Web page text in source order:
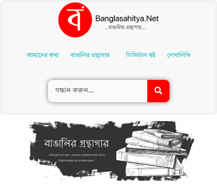
Contentআমাদের কথা বাঙালির গ্রন্থাগার ডিজিটাল বই লেখালিখি